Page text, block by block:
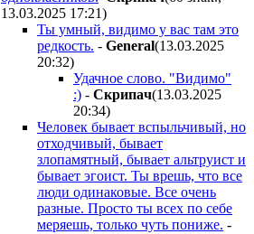
13.03.2025 17:21)
Ты умный, видимо у вас там это
редкость. - General(13.03.2025
20:32)
Удачное слово. "Видимо"
:) - Cкpипaч(13.03.2025
20:34)
Человек бывает вспыльчивый, но
отходчивый, бывает
злопамятный, бывает альтруист и
бывает эгоист. Ты врешь, что все
люди одинаковые. Все очень
разные. Просто ты всех по себе
меряешь, только чуть пониже. -